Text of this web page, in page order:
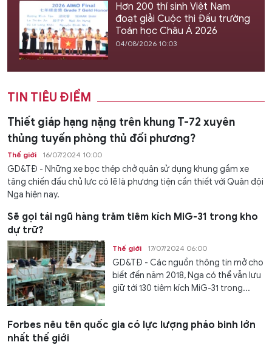
Hơn 200 thí sinh Việt Nam
đoạt giải Cuộc thi Đấu trường
Toán học Châu Á 2026
04/08/2026 10:03
TIN TIÊU ĐIỂM
Thiết giáp hạng nặng trên khung T-72 xuyên
thủng tuyến phòng thủ đối phương?
Thế giới 16/07/2024 10:00
GD&TĐ - Những xe bọc thép chở quân sử dụng khung gầm xe
tăng chiến đấu chủ lực có lẽ là phương tiện cần thiết với Quân đội
Nga hiện nay.
Sẽ gọi tái ngũ hàng trăm tiêm kích MiG-31 trong kho
dự trữ?
Thế giới 17/07/2024 06:00
GD&TĐ - Các nguồn thông tin mở cho
biết đến năm 2018, Nga có thể vẫn lưu
giữ tới 130 tiêm kích MiG-31 trong...
Forbes nêu tên quốc gia có lực lượng pháo binh lớn
nhất thế giới